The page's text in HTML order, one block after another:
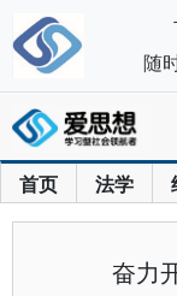
首页 法学
奋力
随